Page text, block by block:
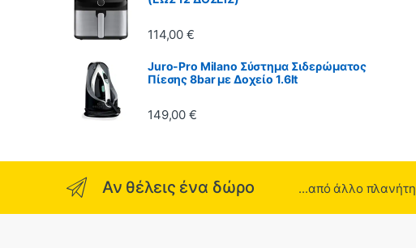
114,00€
Juro-Pro Milano Σύστημα Σιδερώματος
Πίεσης 8bar με Δοχείο 1.6lt
149,00€
Αν θέλεις ένα δώρο ...από άλλο πλανήτη